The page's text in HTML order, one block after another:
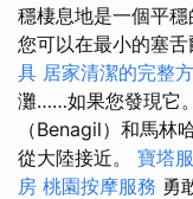
穩棲息地是一個平穩
您可以在最小的塞舌
具 居家清潔的完整
灘……如果您發現它
（Benagil）和馬林
從大陸接近。 寶塔
房 桃園按摩服務 勇